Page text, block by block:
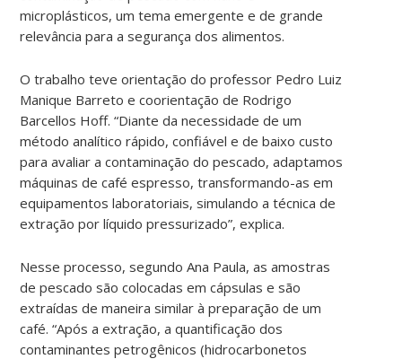
microplásticos, um tema emergente e de grande
relevância para a segurança dos alimentos.
O trabalho teve orientação do professor Pedro Luiz
Manique Barreto e coorientação de Rodrigo
Barcellos Hoff. “Diante da necessidade de um
método analítico rápido, confiável e de baixo custo
para avaliar a contaminação do pescado, adaptamos
máquinas de café espresso, transformando-as em
equipamentos laboratoriais, simulando a técnica de
extração por líquido pressurizado”, explica.
Nesse processo, segundo Ana Paula, as amostras
de pescado são colocadas em cápsulas e são
extraídas de maneira similar à preparação de um
café. “Após a extração, a quantificação dos
contaminantes petrogênicos (hidrocarbonetos